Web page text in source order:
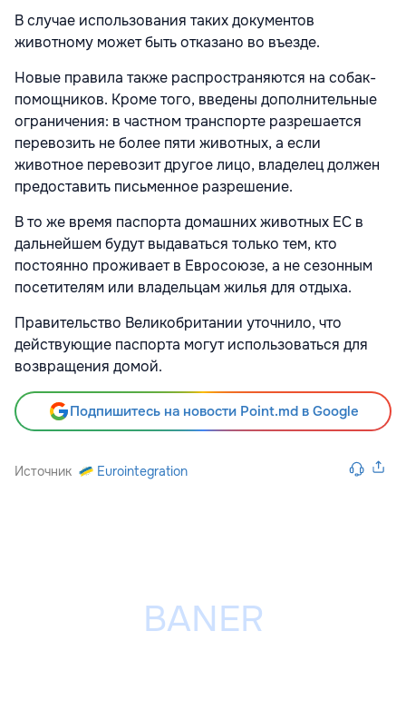
В случае использования таких документов
животному может быть отказано во въезде.
Новые правила также распространяются на собак-
помощников. Кроме того, введены дополнительные
ограничения: в частном транспорте разрешается
перевозить не более пяти животных, а если
животное перевозит другое лицо, владелец должен
предоставить письменное разрешение.
В то же время паспорта домашних животных ЕС в
дальнейшем будут выдаваться только тем, кто
постоянно проживает в Евросоюзе, а не сезонным
посетителям или владельцам жилья для отдыха.
Правительство Великобритании уточнило, что
действующие паспорта могут использоваться для
возвращения домой.
Подпишитесь на новости Point.md в Google
Источник Eurointegration